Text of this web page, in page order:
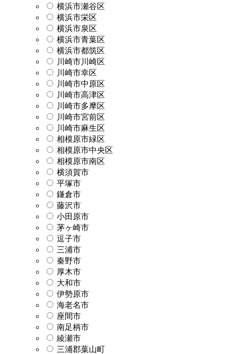
横浜市瀬谷区
横浜市栄区
横浜市泉区
横浜市青葉区
横浜市都筑区
川崎市川崎区
川崎市幸区
川崎市中原区
川崎市高津区
川崎市多摩区
川崎市宮前区
川崎市麻生区
相模原市緑区
相模原市中央区
相模原市南区
横須賀市
平塚市
鎌倉市
藤沢市
小田原市
茅ヶ崎市
逗子市
三浦市
秦野市
厚木市
大和市
伊勢原市
海老名市
座間市
南足柄市
綾瀬市
三浦郡葉山町